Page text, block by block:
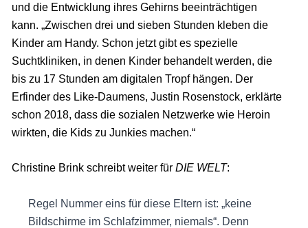
und die Entwicklung ihres Gehirns beeinträchtigen
kann. „Zwischen drei und sieben Stunden kleben die
Kinder am Handy. Schon jetzt gibt es spezielle
Suchtkliniken, in denen Kinder behandelt werden, die
bis zu 17 Stunden am digitalen Tropf hängen. Der
Erfinder des Like-Daumens, Justin Rosenstock, erklärte
schon 2018, dass die sozialen Netzwerke wie Heroin
wirkten, die Kids zu Junkies machen.“
Christine Brink schreibt weiter für DIE WELT:
Regel Nummer eins für diese Eltern ist: „keine
Bildschirme im Schlafzimmer, niemals“. Denn